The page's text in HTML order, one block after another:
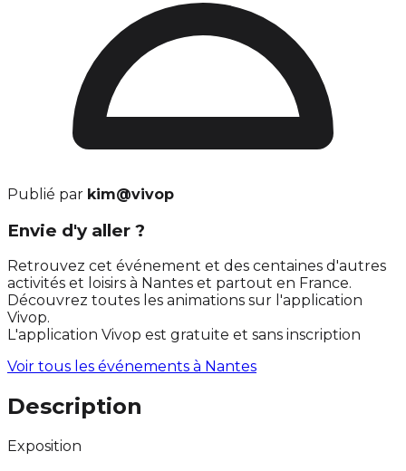
Publié par kim@vivop
Envie d'y aller ?
Retrouvez cet événement et des centaines d'autres
activités et loisirs à Nantes et partout en France.
Découvrez toutes les animations sur l'application
Vivop.
L'application Vivop est gratuite et sans inscription
Voir tous les événements à Nantes
Description
Exposition